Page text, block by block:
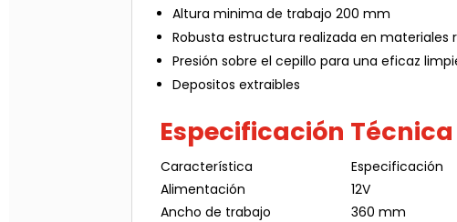
Altura minima de trabajo 200 mm
Robusta estructura realizada en materiales
Presión sobre el cepillo para una eficaz
Depositos extraibles
Especificación Técnica
Característica
Especificación
Alimentación
12V
Ancho de trabajo
360 mm